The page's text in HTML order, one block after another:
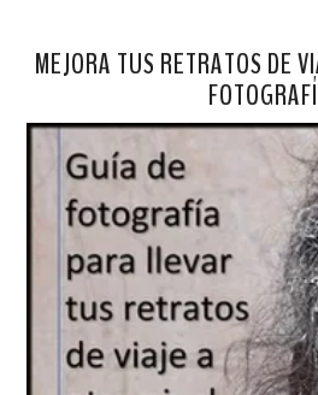
MEJORA TUS RETRATOS DE